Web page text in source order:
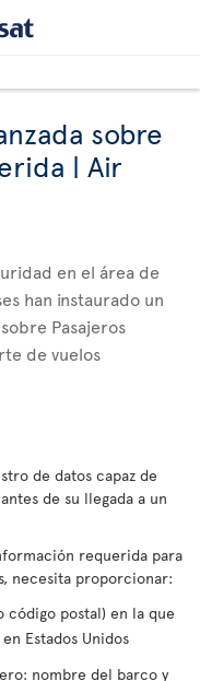
sobre
| Air
en el área de
han instaurado un
Pasajeros
de vuelos
de datos capaz de
de su llegada a un
requerida para
necesita proporcionar:
postal) en la que
Estados Unidos
nombre del barco y